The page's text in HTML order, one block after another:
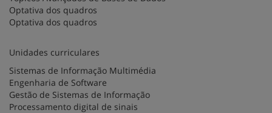
Optativa dos quadros
Optativa dos quadros
Unidades curriculares
Sistemas de Informação Multimédia
Engenharia de Software
Gestão de Sistemas de Informação
Processamento digital de sinais